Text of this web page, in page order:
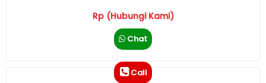
Rp (Hubungi Kami)
Chat
Call